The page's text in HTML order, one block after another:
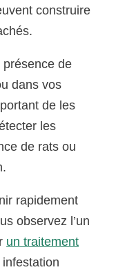
construire
de
dans vos
de les
les
de rats ou
rapidement
observez l’un
un traitement